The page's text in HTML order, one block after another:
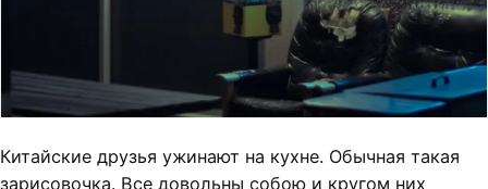
Китайские друзья ужинают на кухне. Обычная такая
зарисовочка. Все довольны собою и кругом них